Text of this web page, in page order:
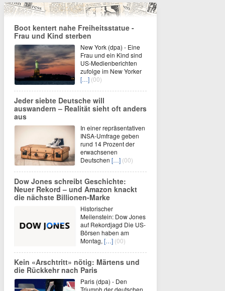
Boot kentert nahe Freiheitsstatue -
Frau und Kind sterben
New York (dpa) - Eine
Frau und ein Kind sind
US-Medienberichten
zufolge im New Yorker
[…] (00)
Jeder siebte Deutsche will
auswandern – Realität sieht oft anders
aus
In einer repräsentativen
INSA-Umfrage geben
rund 14 Prozent der
erwachsenen
Deutschen […] (00)
Dow Jones schreibt Geschichte:
Neuer Rekord – und Amazon knackt
die nächste Billionen-Marke
Historischer
Meilenstein: Dow Jones
auf Rekordjagd Die US-
Börsen haben am
Montag, […] (00)
Kein «Arschtritt» nötig: Märtens und
die Rückkehr nach Paris
Paris (dpa) - Den
Triumph der deutschen